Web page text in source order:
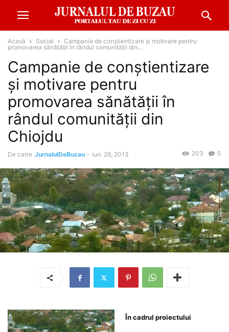
Acasă Social
Campanie de conştientizare şi motivare pentru
promovarea sănătăţii în rândul comunității din...
Campanie de conştientizare
şi motivare pentru
promovarea sănătăţii în
rândul comunității din
Chiojdu
De catre JurnalulDeBuzau - iun. 28, 2013 0
203
În cadrul proiectului